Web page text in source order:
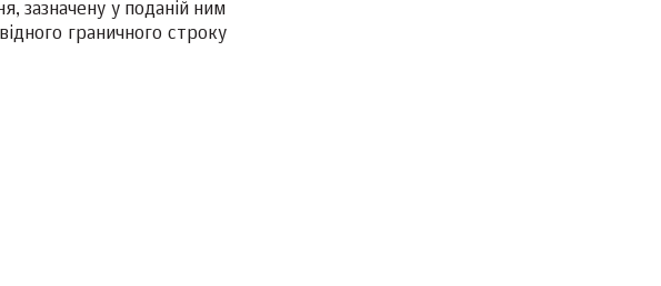
зазначену у поданій ним
граничного строку